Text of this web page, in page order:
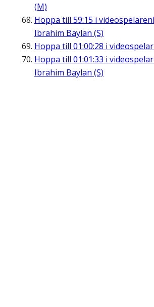
(M)
Hoppa till 59:15 i videospelaren
Ibrahim Baylan (S)
Hoppa till 01:00:28 i
Hoppa till 01:01:33 i
Ibrahim Baylan (S)